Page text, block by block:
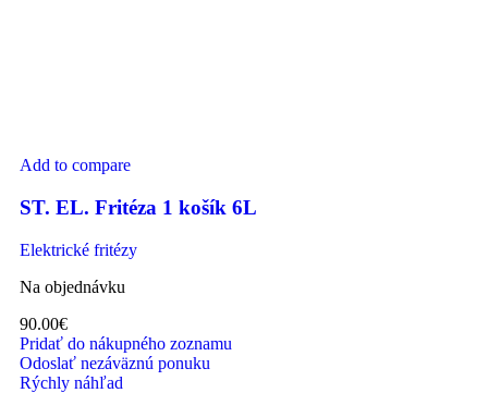
Add to compare
ST. EL. Fritéza 1 košík 6L
Elektrické fritézy
Na objednávku
90.00€
Pridať do nákupného zoznamu
Odoslať nezáväznú ponuku
Rýchly náhľad